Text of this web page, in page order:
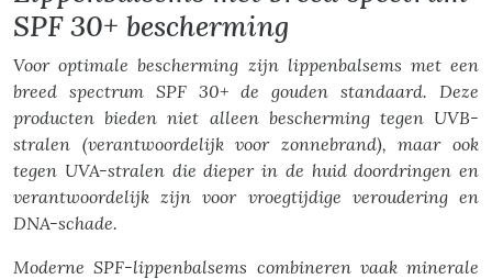
SPF 30+ bescherming
Voor optimale bescherming zijn lippenbalsems met een
breed spectrum SPF 30+ de gouden standaard. Deze
producten bieden niet alleen bescherming tegen UVB-
stralen (verantwoordelijk voor zonnebrand), maar ook
tegen UVA-stralen die dieper in de huid doordringen en
verantwoordelijk zijn voor vroegtijdige veroudering en
DNA-schade.
Moderne SPF-lippenbalsems combineren vaak minerale